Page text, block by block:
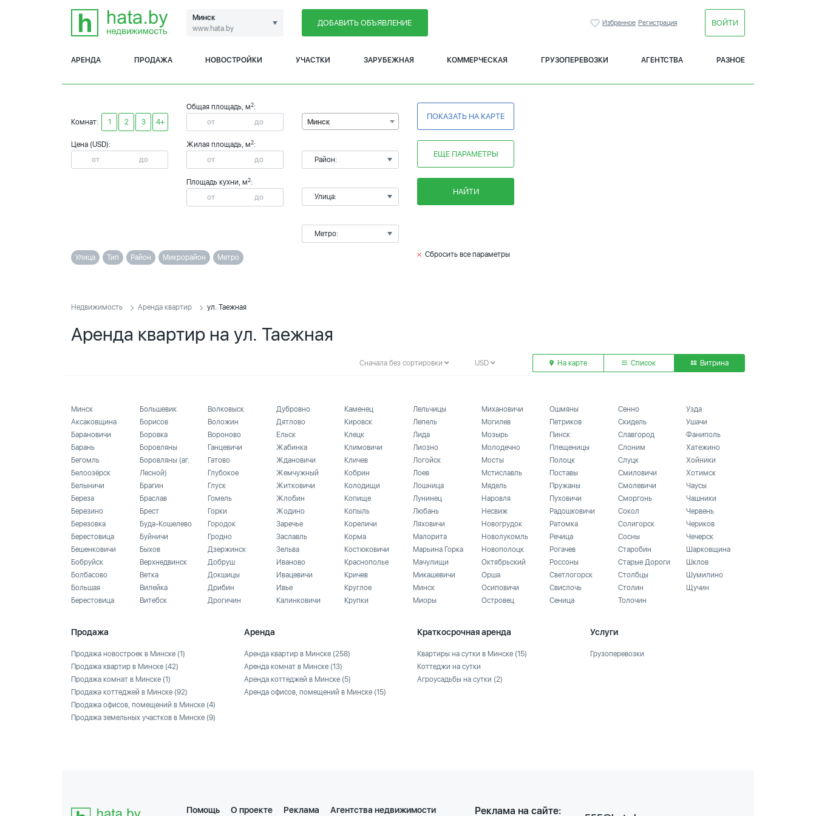
Минск
www.hata.by
ДОБАВИТЬ ОБЪЯВЛЕНИЕ Избранное Регистрация ВОЙТИ
АРЕНДА ПРОДАЖА НОВОСТРОЙКИ УЧАСТКИ ЗАРУБЕЖНАЯ КОММЕРЧЕСКАЯ ГРУЗОПЕРЕВОЗКИ АГЕНТСТВА РАЗНОЕ
Комнат: 1 2 3 4+
Цена (USD):
Общая площадь, м2:
Жилая площадь, м2:
Площадь кухни, м2:
Минск
Район:
Улица:
Метро:
ПОКАЗАТЬ НА КАРТЕ
ЕЩЕ ПАРАМЕТРЫ
НАЙТИ
Улица Тип Район Микрорайон Метро Сбросить все параметры
Недвижимость Аренда квартир ул. Таежная
Аренда квартир на ул. Таежная
Сначала без сортировки USD На карте Список Витрина
Минск
Аксаковщина
Барановичи
Барань
Бегомль
Белоозёрск
Белыничи
Береза
Березино
Березовка
Берестовица
Бешенковичи
Бобруйск
Болбасово
Большая
Берестовица
Большевик
Борисов
Боровка
Боровляны
Боровляны (аг.
Лесной)
Брагин
Браслав
Брест
Буда-Кошелево
Буйничи
Быхов
Верхнедвинск
Ветка
Вилейка
Витебск
Волковыск
Воложин
Вороново
Ганцевичи
Гатово
Глубокое
Глуск
Гомель
Горки
Городок
Гродно
Дзержинск
Добруш
Докшицы
Дрибин
Дрогичин
Дубровно
Дятлово
Ельск
Жабинка
Ждановичи
Жемчужный
Житковичи
Жлобин
Жодино
Заречье
Заславль
Зельва
Иваново
Ивацевичи
Ивье
Калинковичи
Каменец
Кировск
Клецк
Климовичи
Кличев
Кобрин
Колодищи
Копище
Копыль
Кореличи
Корма
Костюковичи
Краснополье
Кричев
Круглое
Крупки
Лельчицы
Лепель
Лида
Лиозно
Логойск
Лоев
Лошница
Лунинец
Любань
Ляховичи
Малорита
Марьина Горка
Мачулищи
Микашевичи
Минск
Миоры
Михановичи
Могилев
Мозырь
Молодечно
Мосты
Мстиславль
Мядель
Наровля
Несвиж
Новогрудок
Новолукомль
Новополоцк
Октябрьский
Орша
Осиповичи
Островец
Ошмяны
Петриков
Пинск
Плещеницы
Полоцк
Поставы
Пружаны
Пуховичи
Радошковичи
Ратомка
Речица
Рогачев
Россоны
Светлогорск
Свислочь
Сеница
Сенно
Скидель
Славгород
Слоним
Слуцк
Смиловичи
Смолевичи
Сморгонь
Сокол
Солигорск
Сосны
Старобин
Старые Дороги
Столбцы
Столин
Толочин
Узда
Ушачи
Фаниполь
Хатежино
Хойники
Хотимск
Чаусы
Чашники
Червень
Чериков
Чечерск
Шарковщина
Шклов
Шумилино
Щучин
Продажа
Продажа новостроек в Минске (1)
Продажа квартир в Минске (42)
Продажа комнат в Минске (1)
Продажа коттеджей в Минске (92)
Продажа офисов, помещений в Минске (4)
Продажа земельных участков в Минске (9)
Аренда
Аренда квартир в Минске (258)
Аренда комнат в Минске (13)
Аренда коттеджей в Минске (5)
Аренда офисов, помещений в Минске (15)
Краткосрочная аренда
Квартиры на сутки в Минске (15)
Коттеджи на сутки
Агроусадьбы на сутки (2)
Услуги
Грузоперевозки
Помощь О проекте Реклама Агентства недвижимости Реклама на сайте: